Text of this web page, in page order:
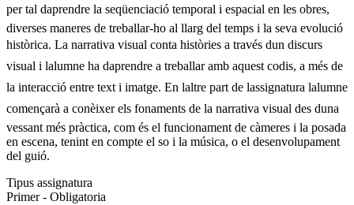
per tal daprendre la seqüenciació temporal i espacial en les obres,
diverses maneres de treballar-ho al llarg del temps i la seva evolució
històrica. La narrativa visual conta històries a través dun discurs
visual i lalumne ha daprendre a treballar amb aquest codis, a més de
la interacció entre text i imatge. En laltre part de lassignatura lalumne
començarà a conèixer els fonaments de la narrativa visual des duna
vessant més pràctica, com és el funcionament de càmeres i la posada
en escena, tenint en compte el so i la música, o el desenvolupament
del guió.
Tipus assignatura
Primer - Obligatoria